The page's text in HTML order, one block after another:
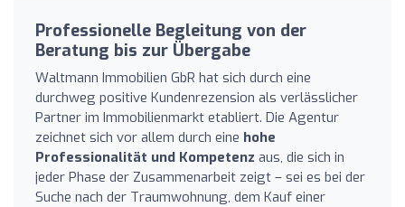
Professionelle Begleitung von der
Beratung bis zur Übergabe
Waltmann Immobilien GbR hat sich durch eine
durchweg positive Kundenrezension als verlässlicher
Partner im Immobilienmarkt etabliert. Die Agentur
zeichnet sich vor allem durch eine hohe
Professionalität und Kompetenz aus, die sich in
jeder Phase der Zusammenarbeit zeigt – sei es bei der
Suche nach der Traumwohnung, dem Kauf einer